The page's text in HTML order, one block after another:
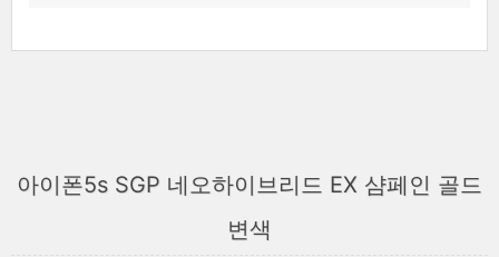
아이폰5s SGP 네오하이브리드 EX 샴페인 골드
변색